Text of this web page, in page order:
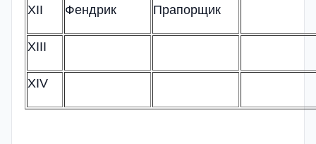
XII Фендрик Прапорщик
XIII
XIV